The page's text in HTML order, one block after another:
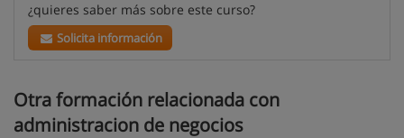
¿quieres saber más sobre este curso?
Solicita información
Otra formación relacionada con
administracion de negocios